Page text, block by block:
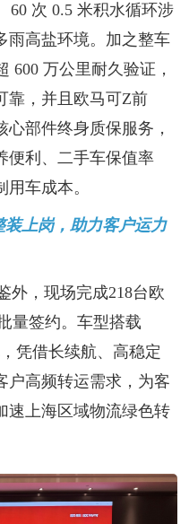
60 次 0.5 米积水循环涉
雨高盐环境。加之整车
600 万公里耐久验证，
靠，并且欧马可Z前
心部件终身质保服务，
便利、二手车保值率
车成本。
装上岗，助力客户运力
外，现场完成218台欧
量签约。车型搭载
凭借长续航、高稳定
户高频转运需求，为客
速上海区域物流绿色转